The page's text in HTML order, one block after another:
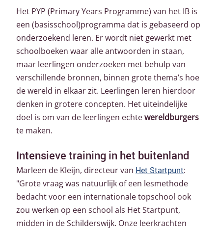
Het PYP (Primary Years Programme) van het IB is
een (basisschool)programma dat is gebaseerd op
onderzoekend leren. Er wordt niet gewerkt met
schoolboeken waar alle antwoorden in staan,
maar leerlingen onderzoeken met behulp van
verschillende bronnen, binnen grote thema’s hoe
de wereld in elkaar zit. Leerlingen leren hierdoor
denken in grotere concepten. Het uiteindelijke
doel is om van de leerlingen echtewereldburgers
te maken.
Intensieve training in het buitenland
Marleen de Kleijn, directeur van Het Startpunt:
"Grote vraag was natuurlijk of een lesmethode
bedacht voor een internationale topschool ook
zou werken op een school als Het Startpunt,
midden in de Schilderswijk. Onze leerkrachten